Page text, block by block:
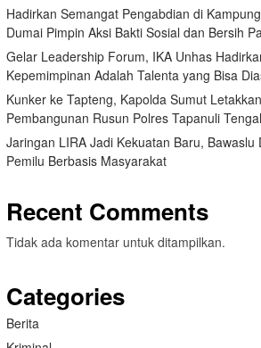
Hadirkan Semangat Pengabdian di
Dumai Pimpin Aksi Bakti Sosial dan Bersih
Gelar Leadership Forum, IKA Unhas
Kepemimpinan Adalah Talenta yang Bisa
Kunker ke Tapteng, Kapolda Sumut
Pembangunan Rusun Polres Tapanuli
Jaringan LIRA Jadi Kekuatan Baru, Bawaslu
Pemilu Berbasis Masyarakat
Recent Comments
Tidak ada komentar untuk ditampilkan.
Categories
Berita